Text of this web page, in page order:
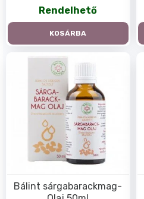
Rendelhető
KOSÁRBA
Bálint sárgabarackmag-